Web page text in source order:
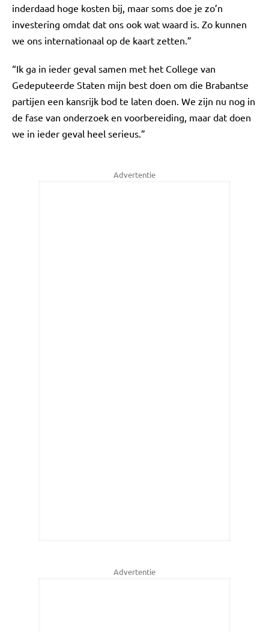
inderdaad hoge kosten bij, maar soms doe je zo’n
investering omdat dat ons ook wat waard is. Zo kunnen
we ons internationaal op de kaart zetten.”
“Ik ga in ieder geval samen met het College van
Gedeputeerde Staten mijn best doen om die Brabantse
partijen een kansrijk bod te laten doen. We zijn nu nog in
de fase van onderzoek en voorbereiding, maar dat doen
we in ieder geval heel serieus.”
Advertentie
Advertentie